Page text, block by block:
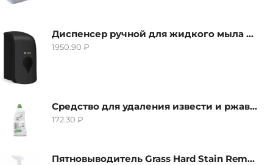
Диспенсер ручной для жидкого мыла Grass IT-0638, черный
1950.90 ₽
Средство для удаления извести и ржавчины Grass Gloss-Gel, 500мл
172.30 ₽
Пятновыводитель Grass Hard Stain Remover, 600мл